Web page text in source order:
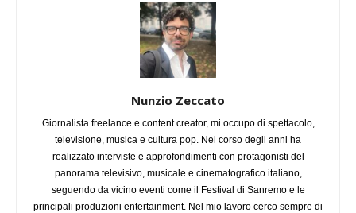
Nunzio Zeccato
Giornalista freelance e content creator, mi occupo di spettacolo,
televisione, musica e cultura pop. Nel corso degli anni ha
realizzato interviste e approfondimenti con protagonisti del
panorama televisivo, musicale e cinematografico italiano,
seguendo da vicino eventi come il Festival di Sanremo e le
principali produzioni entertainment. Nel mio lavoro cerco sempre di